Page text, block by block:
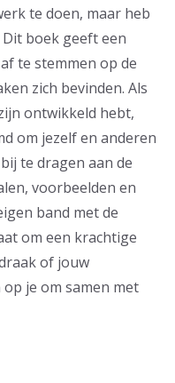
te doen, maar heb
boek geeft een
te stemmen op de
zich bevinden. Als
ontwikkeld hebt,
om jezelf en anderen
te dragen aan de
voorbeelden en
band met de
om een krachtige
of jouw
je om samen met